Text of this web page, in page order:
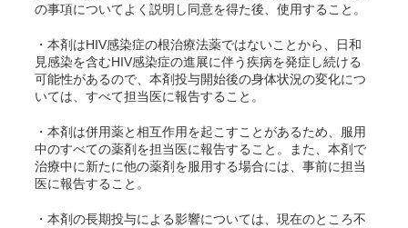
の事項についてよく説明し同意を得た後、使用すること。
・本剤はHIV感染症の根治療法薬ではないことから、日和
見感染を含むHIV感染症の進展に伴う疾病を発症し続ける
可能性があるので、本剤投与開始後の身体状況の変化につ
いては、すべて担当医に報告すること。
・本剤は併用薬と相互作用を起こすことがあるため、服用
中のすべての薬剤を担当医に報告すること。また、本剤で
治療中に新たに他の薬剤を服用する場合には、事前に担当
医に報告すること。
・本剤の長期投与による影響については、現在のところ不